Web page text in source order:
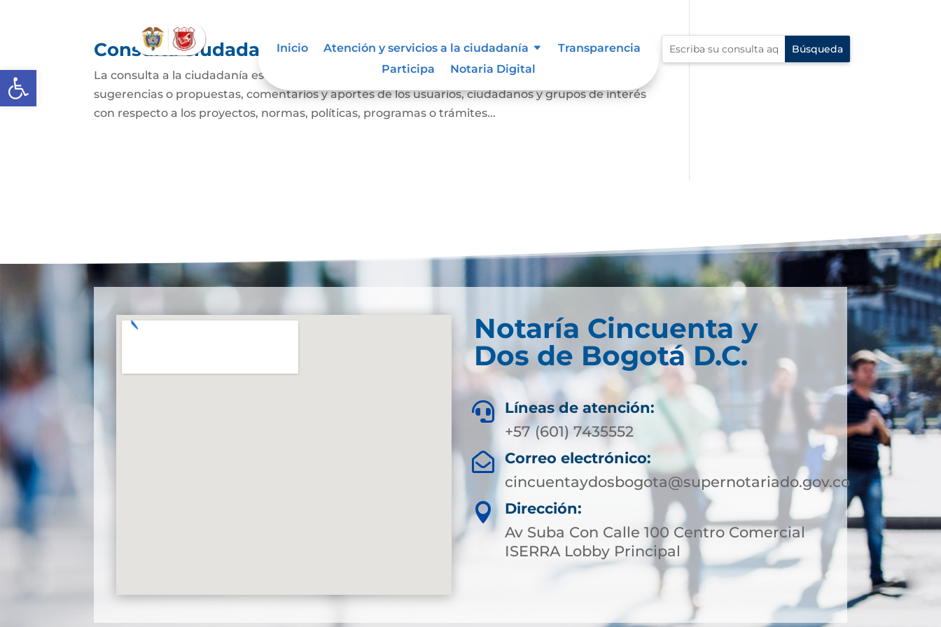
Abrir barra de herramientas
Inicio Atención y servicios a la ciudadanía
Transparencia
Participa
Notaria Digital
Consulta ciudadana
La consulta a la ciudadanía es un mecanismo de participación que busca conocer las opiniones,
sugerencias o propuestas, comentarios y aportes de los usuarios, ciudadanos y grupos de interés
con respecto a los proyectos, normas, políticas, programas o trámites...
Notaría Cincuenta y
Dos de Bogotá D.C.

Líneas de atención:
+57 (601) 7435552

Correo electrónico:
cincuentaydosbogota@supernotariado.gov.co

Dirección:
Av Suba Con Calle 100 Centro Comercial
ISERRA Lobby Principal